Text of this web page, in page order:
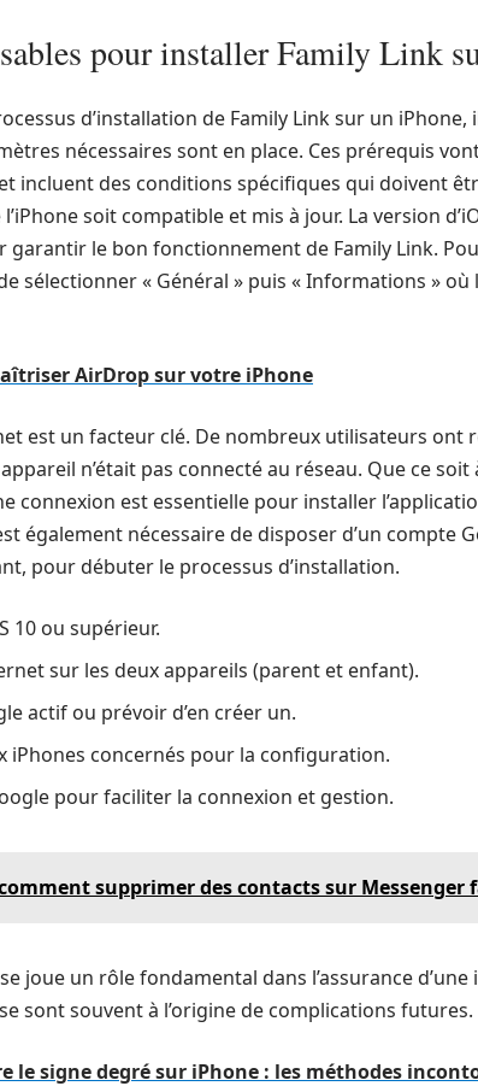
pour installer Family Link
d’installation de Family Link sur un iPhone,
nécessaires sont en place. Ces prérequis
incluent des conditions spécifiques qui doivent
soit compatible et mis à jour. La version
garantir le bon fonctionnement de Family Link.
sélectionner « Général » puis « Informations » où
AirDrop sur votre iPhone
est un facteur clé. De nombreux utilisateurs ont
n’était pas connecté au réseau. Que ce soit
connexion est essentielle pour installer
également nécessaire de disposer d’un compte
pour débuter le processus d’installation.
10 ou supérieur.
sur les deux appareils (parent et enfant).
actif ou prévoir d’en créer un.
iPhones concernés pour la configuration.
pour faciliter la connexion et gestion.
supprimer des contacts sur Messenger
joue un rôle fondamental dans l’assurance
sont souvent à l’origine de complications futures.
le signe degré sur iPhone : les méthodes